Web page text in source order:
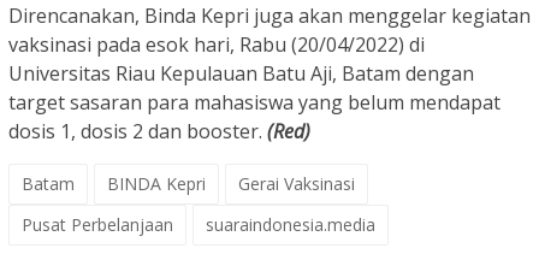
Direncanakan, Binda Kepri juga akan menggelar kegiatan
vaksinasi pada esok hari, Rabu (20/04/2022) di
Universitas Riau Kepulauan Batu Aji, Batam dengan
target sasaran para mahasiswa yang belum mendapat
dosis 1, dosis 2 dan booster. (Red)
Batam BINDA Kepri
Gerai Vaksinasi
Pusat Perbelanjaan
suaraindonesia.media